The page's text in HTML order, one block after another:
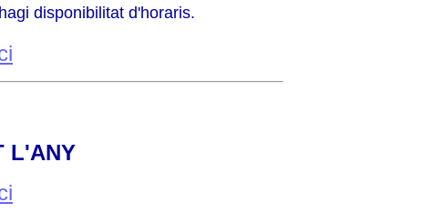
disponibilitat d'horaris.
L'ANY